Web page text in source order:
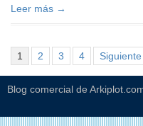
Leer más →
1 2 3 4
Blog comercial de